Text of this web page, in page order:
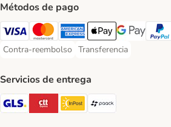
Métodos de pago
Visa Payment Method
Mastercard Payment Method
American Express Payment
Apple Pay Payment
Google Pay
Contra-reembolso
Contra-reembolso Payment Method
Transferencia
Transferencia Payment
Servicios de entrega
GLS Shipping Method
CTTExpress Shipping Method
InPost Shipping
paack